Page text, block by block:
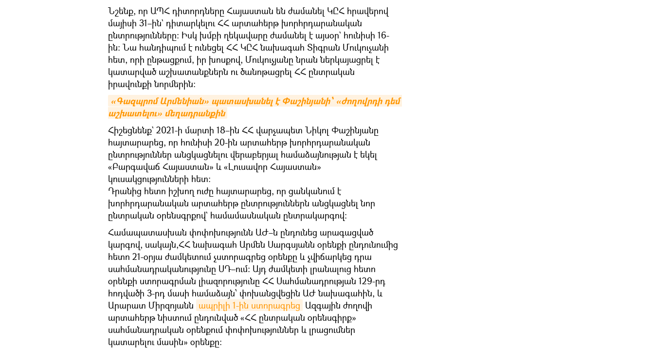
Նշենք, որ ԱՊՀ դիտորդները Հայաստան են ժամանել ԿԸՀ հրավերով
մայիսի 31–ին` դիտարկելու ՀՀ արտահերթ խորհրդարանական
ընտրությունները։ Իսկ խմբի ղեկավարը ժամանել է այսօր` հունիսի 16-
ին։ Նա հանդիպում է ունեցել ՀՀ ԿԸՀ նախագահ Տիգրան Մուկուչանի
հետ, որի ընթացքում, իր խոսքով, Մուկուչյանը նրան ներկայացրել է
կատարված աշխատանքներն ու ծանոթացրել ՀՀ ընտրական
իրավունքի նորմերին։
«Գազպրոմ Արմենիան» պատասխանել է Փաշինյանի՝ «ժողովրդի դեմ
աշխատելու» մեղադրանքին
Հիշեցնենք` 2021-ի մարտի 18–ին ՀՀ վարչապետ Նիկոլ Փաշինյանը
հայտարարեց, որ հունիսի 20-ին արտահերթ խորհրդարանական
ընտրություններ անցկացնելու վերաբերյալ համաձայնության է եկել
«Բարգավաճ Հայաստան» և «Լուսավոր Հայաստան»
կուսակցությունների հետ։
Դրանից հետո իշխող ուժը հայտարարեց, որ ցանկանում է
խորհրդարանական արտահերթ ընտրություններն անցկացնել նոր
ընտրական օրենսգրքով` համամասնական ընտրակարգով։
Համապատասխան փոփոխությունն ԱԺ–ն ընդունեց արագացված
կարգով, սակայն,ՀՀ նախագահ Արմեն Սարգսյանն օրենքի ընդունումից
հետո 21-օրյա ժամկետում չստորագրեց օրենքը և չվիճարկեց դրա
սահմանադրականությունը ՍԴ–ում։ Այդ ժամկետի լրանալուց հետո
օրենքի ստորագրման լիազորությունը ՀՀ Սահմանադրության 129-րդ
հոդվածի 3-րդ մասի համաձայն՝ փոխանցվեցին ԱԺ նախագահին, և
Արարատ Միրզոյանն ապրիլի 1-ին ստորագրեց Ազգային ժողովի
արտահերթ նիստում ընդունված «ՀՀ ընտրական օրենսգիրք»
սահմանադրական օրենքում փոփոխություններ և լրացումներ
կատարելու մասին» օրենքը: